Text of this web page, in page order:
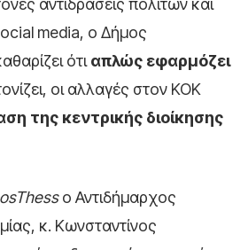
αντιδράσεις πολιτών και
media, ο Δήμος
ότιαπλώς εφαρμόζει
οι αλλαγές στον ΚΟΚ
της κεντρικής διοίκησης
o Αντιδήμαρχος
κ. Κωνσταντίνος